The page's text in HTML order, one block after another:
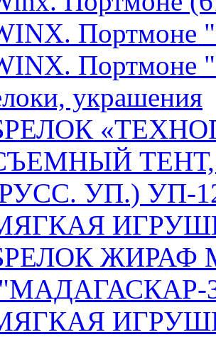
Портмоне
Портмоне
украшения
ТЕНТ,
УП.) УП-
ЖИРАФ